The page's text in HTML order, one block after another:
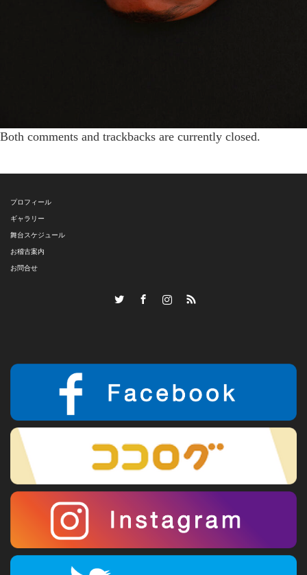
Both comments and trackbacks are currently closed.
プロフィール
ギャラリー
舞台スケジュール
お稽古案内
お問合せ
Instagram
RSS